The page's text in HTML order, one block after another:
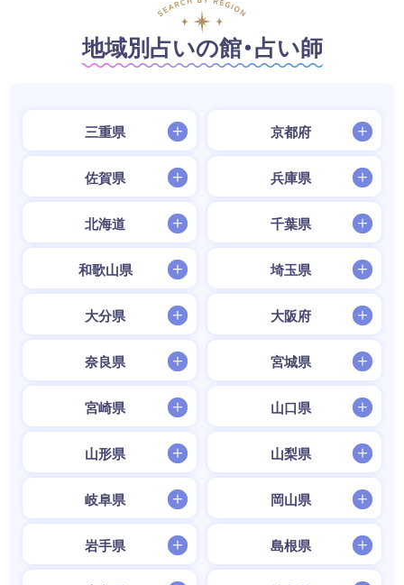
地域別占いの館・占い師
三重県 京都府
佐賀県 兵庫県
北海道 千葉県
和歌山県 埼玉県
大分県 大阪府
奈良県 宮城県
宮崎県 山口県
山形県 山梨県
岐阜県 岡山県
岩手県 島根県